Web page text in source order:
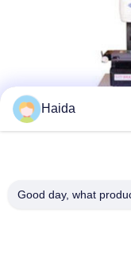
Haida
Good day, what